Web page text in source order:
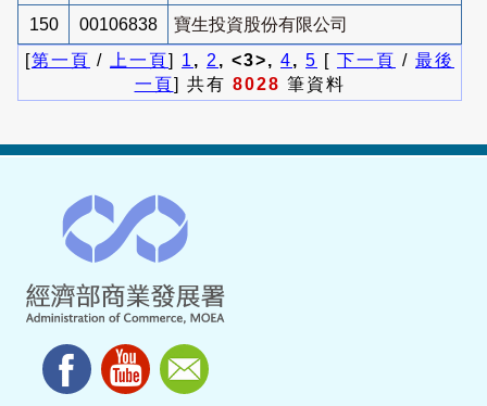
150 00106838
寶生投資股份有限公司
[第一頁 / 上一頁] 1 , 2 , <3>, 4, 5 [ 下一頁 / 最後
一頁] 共有 8028 筆資料